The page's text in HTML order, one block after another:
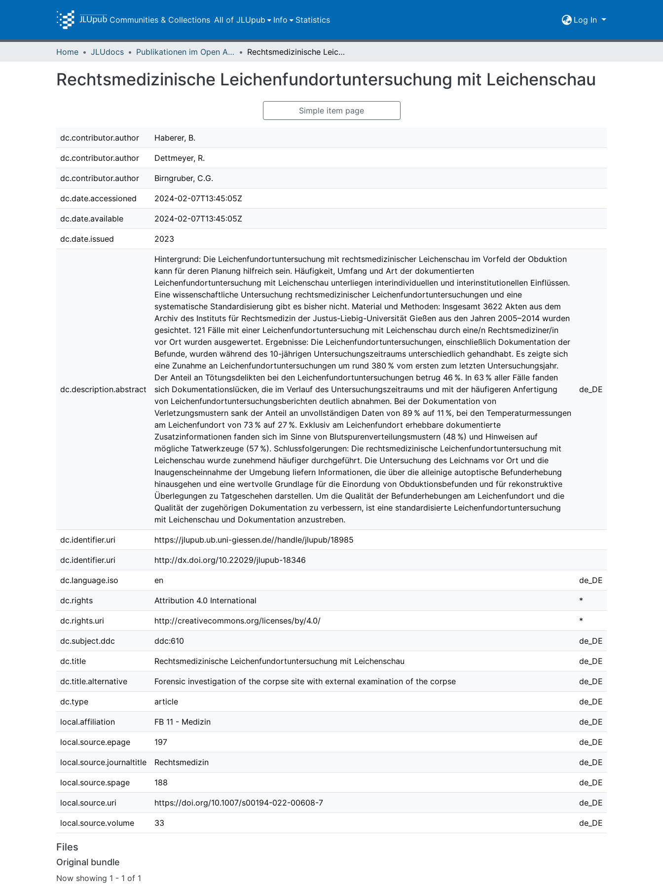
Communities & Collections All of JLUpub Info Statistics Log In
Home JLUdocs Publikationen im Open Access gefördert durch die UB Rechtsmedizinische Leichenfundortuntersuchung mit Leichenschau
Rechtsmedizinische Leichenfundortuntersuchung mit Leichenschau
Simple item page
dc.contributor.author Haberer, B.
dc.contributor.author Dettmeyer, R.
dc.contributor.author Birngruber, C.G.
dc.date.accessioned 2024-02-07T13:45:05Z
dc.date.available 2024-02-07T13:45:05Z
dc.date.issued 2023
dc.description.abstract
Hintergrund: Die Leichenfundortuntersuchung mit rechtsmedizinischer Leichenschau im Vorfeld der Obduktion
kann für deren Planung hilfreich sein. Häufigkeit, Umfang und Art der dokumentierten
Leichenfundortuntersuchung mit Leichenschau unterliegen interindividuellen und interinstitutionellen Einflüssen.
Eine wissenschaftliche Untersuchung rechtsmedizinischer Leichenfundortuntersuchungen und eine
systematische Standardisierung gibt es bisher nicht. Material und Methoden: Insgesamt 3622 Akten aus dem
Archiv des Instituts für Rechtsmedizin der Justus-Liebig-Universität Gießen aus den Jahren 2005–2014 wurden
gesichtet. 121 Fälle mit einer Leichenfundortuntersuchung mit Leichenschau durch eine/n Rechtsmediziner/in
vor Ort wurden ausgewertet. Ergebnisse: Die Leichenfundortuntersuchungen, einschließlich Dokumentation der
Befunde, wurden während des 10-jährigen Untersuchungszeitraums unterschiedlich gehandhabt. Es zeigte sich
eine Zunahme an Leichenfundortuntersuchungen um rund 380 % vom ersten zum letzten Untersuchungsjahr.
Der Anteil an Tötungsdelikten bei den Leichenfundortuntersuchungen betrug 46 %. In 63 % aller Fälle fanden
sich Dokumentationslücken, die im Verlauf des Untersuchungszeitraums und mit der häufigeren Anfertigung
von Leichenfundortuntersuchungsberichten deutlich abnahmen. Bei der Dokumentation von
Verletzungsmustern sank der Anteil an unvollständigen Daten von 89 % auf 11 %, bei den Temperaturmessungen
am Leichenfundort von 73 % auf 27 %. Exklusiv am Leichenfundort erhebbare dokumentierte
Zusatzinformationen fanden sich im Sinne von Blutspurenverteilungsmustern (48 %) und Hinweisen auf
mögliche Tatwerkzeuge (57 %). Schlussfolgerungen: Die rechtsmedizinische Leichenfundortuntersuchung mit
Leichenschau wurde zunehmend häufiger durchgeführt. Die Untersuchung des Leichnams vor Ort und die
Inaugenscheinnahme der Umgebung liefern Informationen, die über die alleinige autoptische Befunderhebung
hinausgehen und eine wertvolle Grundlage für die Einordung von Obduktionsbefunden und für rekonstruktive
Überlegungen zu Tatgeschehen darstellen. Um die Qualität der Befunderhebungen am Leichenfundort und die
Qualität der zugehörigen Dokumentation zu verbessern, ist eine standardisierte Leichenfundortuntersuchung
mit Leichenschau und Dokumentation anzustreben.
de_DE
dc.identifier.uri https://jlupub.ub.uni-giessen.de//handle/jlupub/18985
dc.identifier.uri http://dx.doi.org/10.22029/jlupub-18346
dc.language.iso en de_DE
dc.rights Attribution 4.0 International *
dc.rights.uri http://creativecommons.org/licenses/by/4.0/ *
dc.subject.ddc ddc:610 de_DE
dc.title Rechtsmedizinische Leichenfundortuntersuchung mit Leichenschau de_DE
dc.title.alternative Forensic investigation of the corpse site with external examination of the corpse de_DE
dc.type article de_DE
local.affiliation FB 11 - Medizin de_DE
local.source.epage 197 de_DE
local.source.journaltitle Rechtsmedizin de_DE
local.source.spage 188 de_DE
local.source.uri https://doi.org/10.1007/s00194-022-00608-7 de_DE
local.source.volume 33 de_DE
Files
Original bundle
Now showing 1 - 1 of 1